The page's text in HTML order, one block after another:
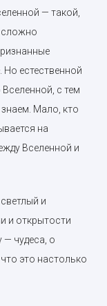
— такой,
сложно
Но естественной
с тем
Мало, кто
на
Вселенной и
и
и открытости
— чудеса, о
это настолько